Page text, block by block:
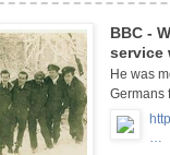
BBC -
service
He was
Germans